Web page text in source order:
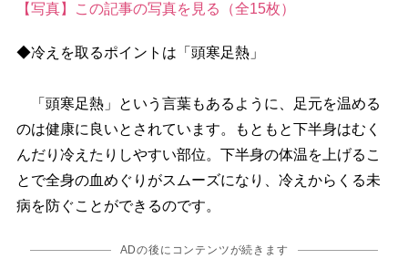
【写真】この記事の写真を見る（全15枚）
◆冷えを取るポイントは「頭寒足熱」
「頭寒足熱」という言葉もあるように、足元を温める
のは健康に良いとされています。もともと下半身はむく
んだり冷えたりしやすい部位。下半身の体温を上げるこ
とで全身の血めぐりがスムーズになり、冷えからくる未
病を防ぐことができるのです。
ADの後にコンテンツが続きます